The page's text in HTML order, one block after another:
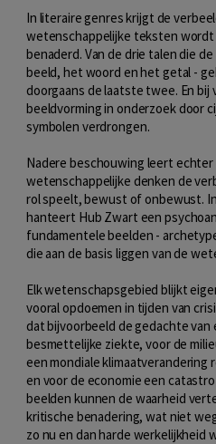
In literaire genres krijgt de
wetenschappelijke teksten
benaderd. Van de drie talen die
beeld, het woord en het getal -
doorgaans de laatste twee. En
beeldvorming in onderzoek door
symbolen verdrongen.
Nadere beschouwing leert
wetenschappelijke denken de
rol speelt, bewust of onbewust.
hanteert Hub Zwart een
fundamentele beelden -
die aan de basis liggen van de
Elk wetenschapsgebied blijkt
vooral opdoemen in tijden van
dat bijvoorbeeld de gedachte
besmettelijke ziekte, voor de
een mondiale
en voor de economie een
beelden kunnen de waarheid
kritische benadering, wat niet
zo nu en dan harde werkelijkheid